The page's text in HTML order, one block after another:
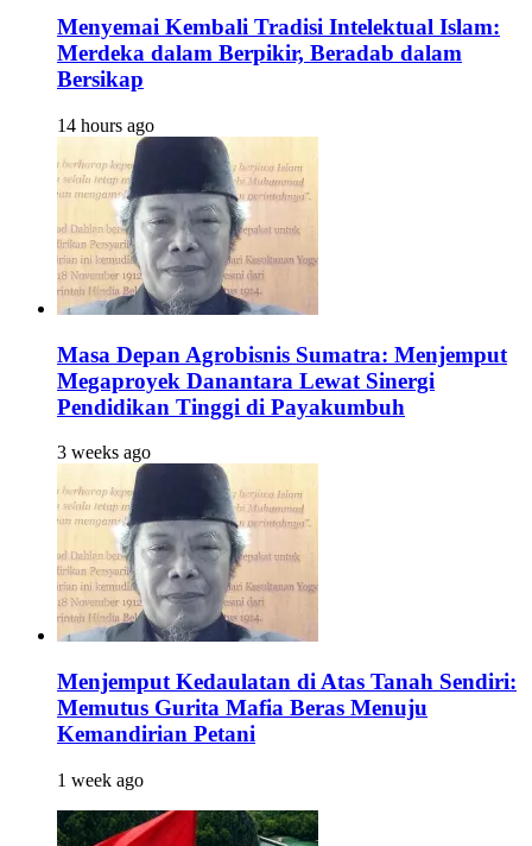
Menyemai Kembali Tradisi Intelektual Islam:
Merdeka dalam Berpikir, Beradab dalam
Bersikap
14 hours ago
Masa Depan Agrobisnis Sumatra: Menjemput
Megaproyek Danantara Lewat Sinergi
Pendidikan Tinggi di Payakumbuh
3 weeks ago
Menjemput Kedaulatan di Atas Tanah Sendiri:
Memutus Gurita Mafia Beras Menuju
Kemandirian Petani
1 week ago